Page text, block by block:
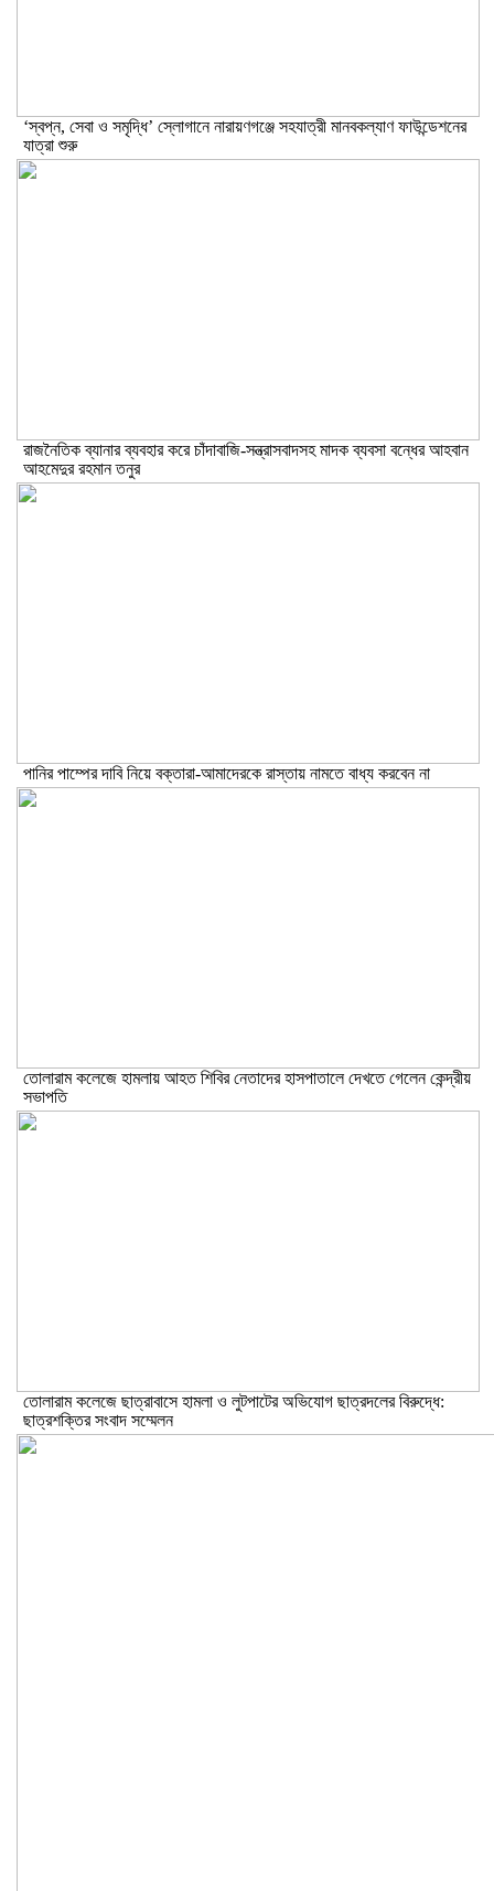
‘স্বপ্ন, সেবা ও সমৃদ্ধি’ স্লোগানে নারায়ণগঞ্জে সহযাত্রী মানবকল্যাণ ফাউন্ডেশনের
যাত্রা শুরু
রাজনৈতিক ব্যানার ব্যবহার করে চাঁদাবাজি-সন্ত্রাসবাদসহ মাদক ব্যবসা বন্ধের আহবান
আহমেদুর রহমান তনুর
পানির পাম্পের দাবি নিয়ে বক্তারা-আমাদেরকে রাস্তায় নামতে বাধ্য করবেন না
তোলারাম কলেজে হামলায় আহত শিবির নেতাদের হাসপাতালে দেখতে গেলেন কেন্দ্রীয়
সভাপতি
তোলারাম কলেজে ছাত্রাবাসে হামলা ও লুটপাটের অভিযোগ ছাত্রদলের বিরুদ্ধে:
ছাত্রশক্তির সংবাদ সম্মেলন